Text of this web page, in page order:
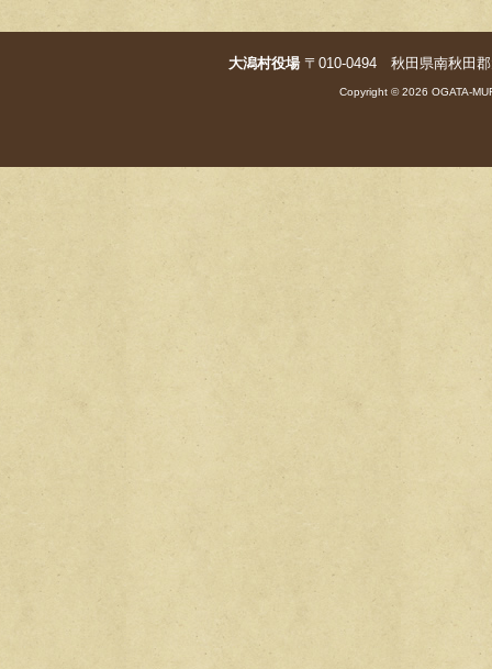
大潟村役場〒010-0494 秋田県南秋田
Copyright © 2026 OGATA-